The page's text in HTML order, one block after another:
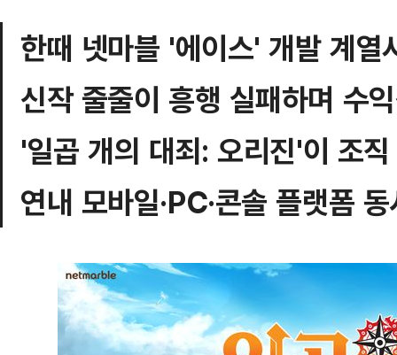
한때 넷마블 '에이스' 개발 계열
신작 줄줄이 흥행 실패하며 수
'일곱 개의 대죄: 오리진'이 조
연내 모바일·PC·콘솔 플랫폼